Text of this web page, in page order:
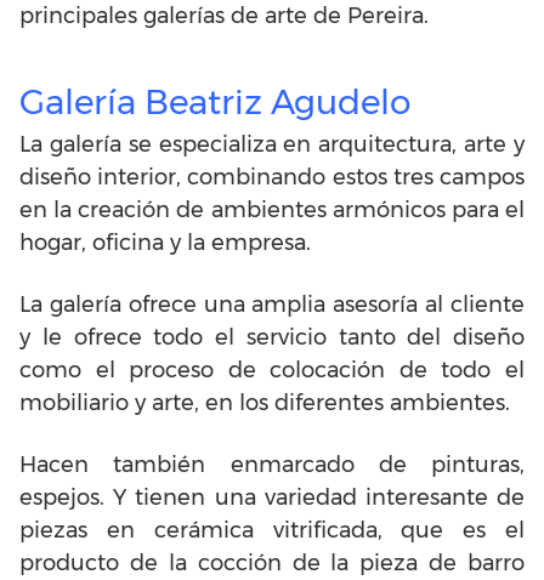
principales galerías de arte de Pereira.
Galería Beatriz Agudelo
La galería se especializa en arquitectura, arte y
diseño interior, combinando estos tres campos
en la creación de ambientes armónicos para el
hogar, oficina y la empresa.
La galería ofrece una amplia asesoría al cliente
y le ofrece todo el servicio tanto del diseño
como el proceso de colocación de todo el
mobiliario y arte, en los diferentes ambientes.
Hacen también enmarcado de pinturas,
espejos. Y tienen una variedad interesante de
piezas en cerámica vitrificada, que es el
producto de la cocción de la pieza de barro